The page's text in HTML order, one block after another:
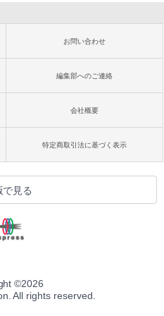
お問い合わせ
編集部へのご連絡
会社概要
特定商取引法に基づく表示
で見る
©2026
All rights reserved.